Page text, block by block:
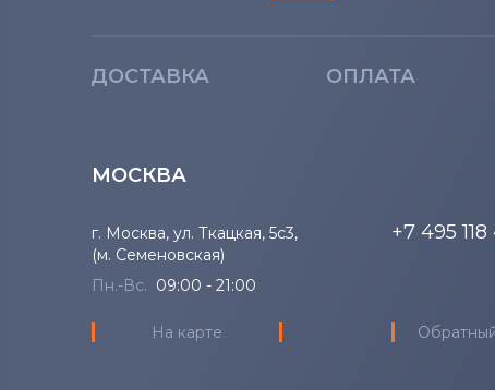
Аккумуляторы для ноутбуков
Аккумуляторы для ноутбуков
Все бренды
ДОСТАВКА ОПЛАТА
МОСКВА
г. Москва, ул. Ткацкая, 5с3,
(м. Семеновская)
Пн.-Вс. 09:00 - 21:00
На карте
+7 495